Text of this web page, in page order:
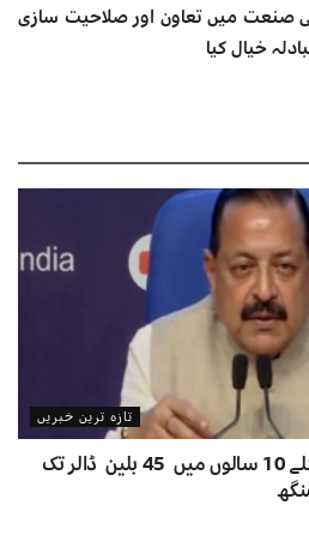
صنعت میں تعاون اور صلاحیت سازی
خیال کیا
تازہ ترین خبریں
بھارت کی خلائی معیشت اگلے 10 سالوں میں 45 بلین ڈالر تک